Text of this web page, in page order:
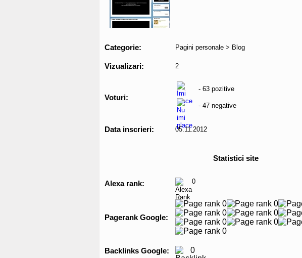
Categorie: Pagini personale > Blog
Vizualizari: 2
Voturi:
- 63 pozitive
- 47 negative
Data inscrieri: 05.11.2012
Statistici site
Alexa rank: 0
Pagerank Google:
Backlinks Google: 0